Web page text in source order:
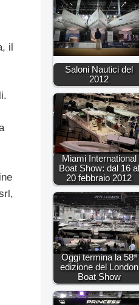
il
Saloni Nautici del
2012
Miami International
Boat Show: dal 16 al
20 febbraio 2012
Oggi termina la 58ª
edizione del London
Boat Show